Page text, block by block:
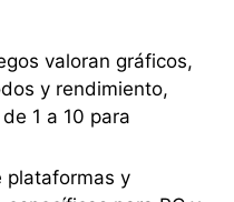
valoran gráficos,
y rendimiento,
1 a 10 para
plataformas y